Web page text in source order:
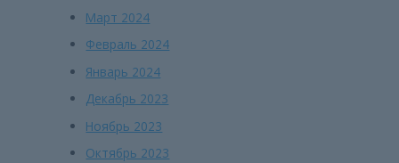
Март 2024
Февраль 2024
Январь 2024
Декабрь 2023
Ноябрь 2023
Октябрь 2023